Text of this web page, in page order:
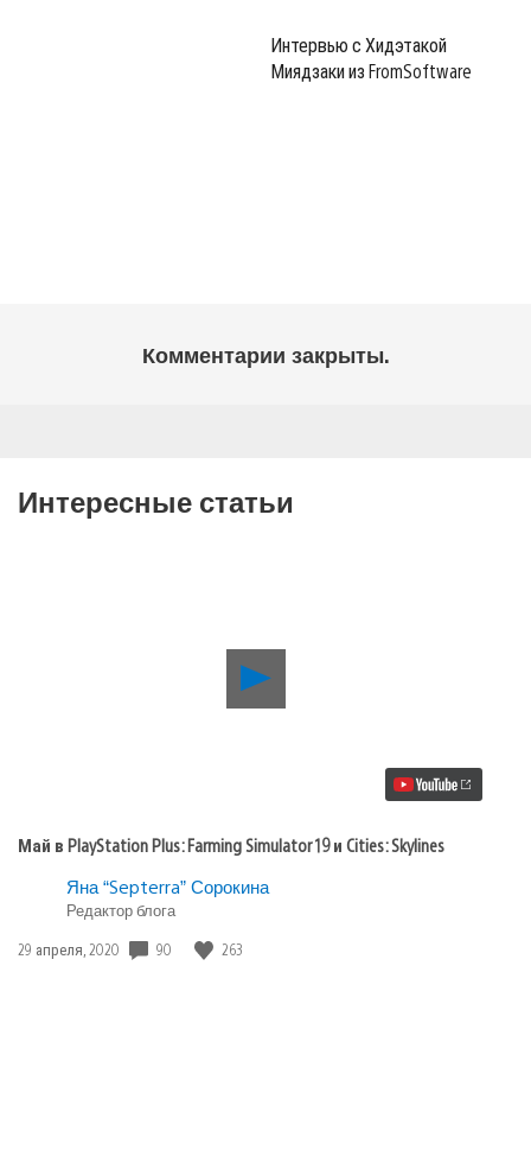
Интервью с Хидэтакой
Миядзаки из FromSoftware
Комментарии закрыты.
Интересные статьи
Воспроизвести
Май
19
Май в PlayStation Plus: Farming Simulator 19 и Cities: Skylines
Яна “Septerra” Сорокина
Редактор блога
Дата
29 апреля, 2020 90 263